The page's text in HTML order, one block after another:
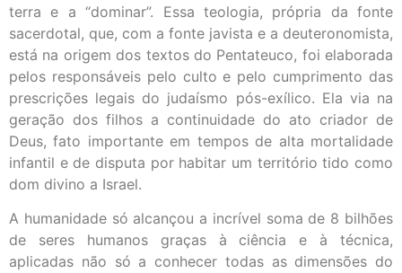
terra e a “dominar”. Essa teologia, própria da fonte
sacerdotal, que, com a fonte javista e a deuteronomista,
está na origem dos textos do Pentateuco, foi elaborada
pelos responsáveis pelo culto e pelo cumprimento das
prescrições legais do judaísmo pós-exílico. Ela via na
geração dos filhos a continuidade do ato criador de
Deus, fato importante em tempos de alta mortalidade
infantil e de disputa por habitar um território tido como
dom divino a Israel.
A humanidade só alcançou a incrível soma de 8 bilhões
de seres humanos graças à ciência e à técnica,
aplicadas não só a conhecer todas as dimensões do